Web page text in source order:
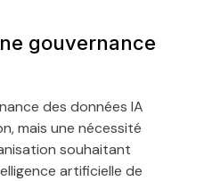
gouvernance
des données IA
mais une nécessité
souhaitant
artificielle de